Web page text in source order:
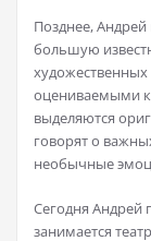
Позднее,
большую
оцениваемыми
выделяются
говорят о
необычные
Сегодня Андрей
занимается